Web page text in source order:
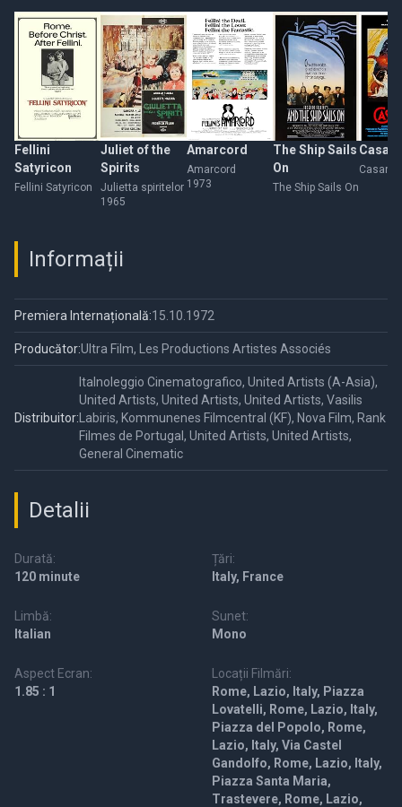
Fellini
Satyricon
Fellini Satyricon
Juliet of the
Spirits
Julietta spiritelor
1965
Amarcord
Amarcord
1973
The Ship Sails
On
The Ship Sails On
Informații
Premiera Internațională:15.10.1972
Producător:Ultra Film, Les Productions Artistes Associés
Distribuitor:
Italnoleggio Cinematografico, United Artists (A-Asia),
United Artists, United Artists, United Artists, Vasilis
Labiris, Kommunenes Filmcentral (KF), Nova Film, Rank
Filmes de Portugal, United Artists, United Artists,
General Cinematic
Detalii
Durată:
120 minute
Țări:
Italy, France
Limbă:
Italian
Sunet:
Mono
Aspect Ecran:
1.85 : 1
Locații Filmări:
Rome, Lazio, Italy, Piazza
Lovatelli, Rome, Lazio, Italy,
Piazza del Popolo, Rome,
Lazio, Italy, Via Castel
Gandolfo, Rome, Lazio, Italy,
Piazza Santa Maria,
Trastevere, Rome, Lazio,